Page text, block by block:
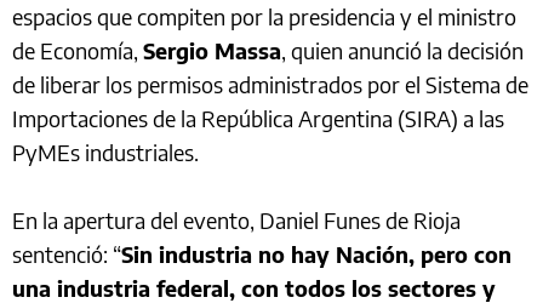
espacios que compiten por la presidencia y el ministro
de Economía, Sergio Massa, quien anunció la decisión
de liberar los permisos administrados por el Sistema de
Importaciones de la República Argentina (SIRA) a las
PyMEs industriales.
En la apertura del evento, Daniel Funes de Rioja
sentenció: “Sin industria no hay Nación, pero con
una industria federal, con todos los sectores y